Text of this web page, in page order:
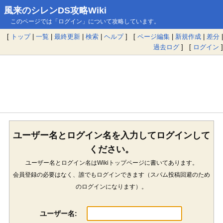
風来のシレンDS攻略Wiki
このページでは「ログイン」について攻略しています。
[ トップ| 一覧 | 最終更新 | 検索 | ヘルプ] [ ページ編集 | 新規作成 | 差分 |
過去ログ ] [ ログイン ]
ユーザー名とログイン名を入力してログインして
ください。
ユーザー名とログイン名はWikiトップページに書いてあります。
会員登録の必要はなく、誰でもログインできます（スパム投稿回避のため
のログインになります）。
ユーザー名: